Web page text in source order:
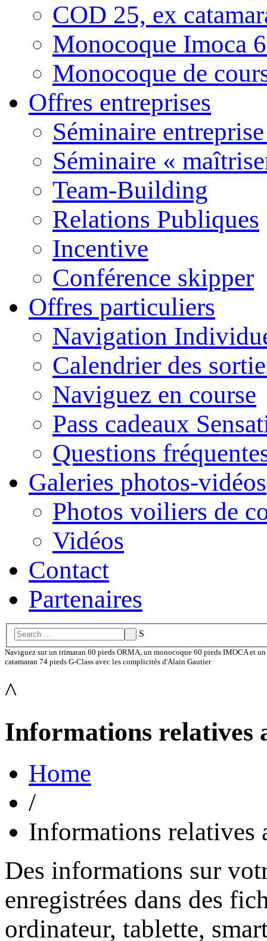
COD 25, ex
Monocoque Imoca
Monocoque de
Offres entreprises
Séminaire
Séminaire «
Team-Building
Relations Publiques
Incentive
Conférence skipper
Offres particuliers
Navigation
Calendrier des
Naviguez en course
Pass cadeaux
Questions
Galeries photos-vidéos
Photos voiliers de
Vidéos
Contact
Partenaires
S
Naviguez sur un trimaran 60 pieds ORMA, un monocoque 60 pieds IMOCA et
catamaran 74 pieds G-Class avec les complicités d'Alain Gautier
^
Informations relatives
Home
/
Informations relatives
Des informations sur
enregistrées dans des
ordinateur, tablette,